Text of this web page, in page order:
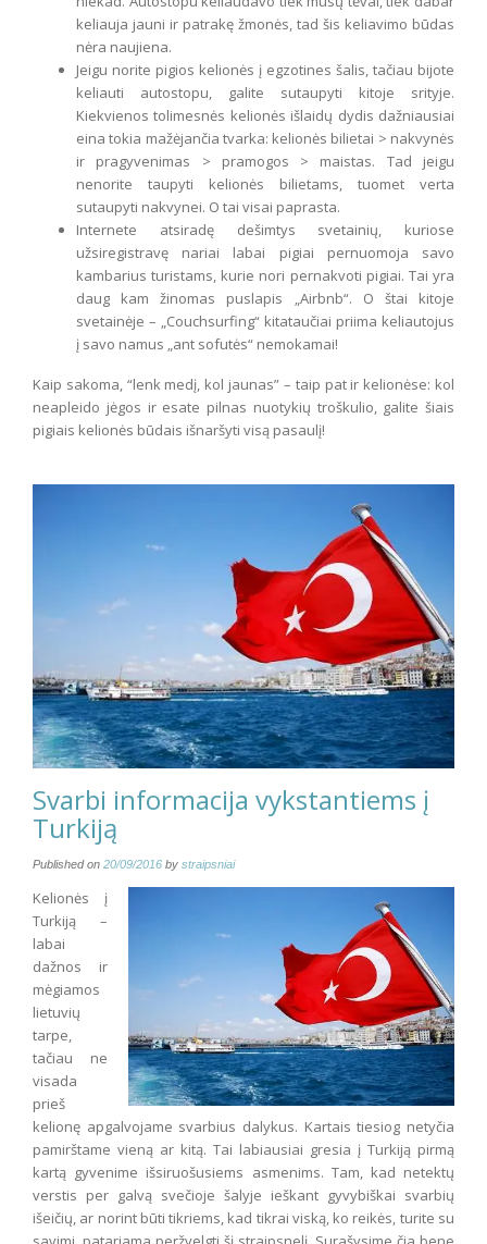
keliauja jauni ir patrakę žmonės, tad šis keliavimo būdas
nėra naujiena.
Jeigu norite pigios kelionės į egzotines šalis, tačiau bijote
keliauti autostopu, galite sutaupyti kitoje srityje.
Kiekvienos tolimesnės kelionės išlaidų dydis dažniausiai
eina tokia mažėjančia tvarka: kelionės bilietai > nakvynės
ir pragyvenimas > pramogos > maistas. Tad jeigu
nenorite taupyti kelionės bilietams, tuomet verta
sutaupyti nakvynei. O tai visai paprasta.
Internete atsiradę dešimtys svetainių, kuriose
užsiregistravę nariai labai pigiai pernuomoja savo
kambarius turistams, kurie nori pernakvoti pigiai. Tai yra
daug kam žinomas puslapis „Airbnb“. O štai kitoje
svetainėje – „Couchsurfing“ kitataučiai priima keliautojus
į savo namus „ant sofutės“ nemokamai!
Kaip sakoma, “lenk medį, kol jaunas” – taip pat ir kelionėse: kol
neapleido jėgos ir esate pilnas nuotykių troškulio, galite šiais
pigiais kelionės būdais išnaršyti visą pasaulį!
Svarbi informacija vykstantiems į
Turkiją
Published on 20/09/2016 by straipsniai
Kelionės į
Turkiją –
labai
dažnos ir
mėgiamos
lietuvių
tarpe,
tačiau ne
visada
prieš
kelionę apgalvojame svarbius dalykus. Kartais tiesiog netyčia
pamirštame vieną ar kitą. Tai labiausiai gresia į Turkiją pirmą
kartą gyvenime išsiruošusiems asmenims. Tam, kad netektų
verstis per galvą svečioje šalyje ieškant gyvybiškai svarbių
išeičių, ar norint būti tikriems, kad tikrai viską, ko reikės, turite su